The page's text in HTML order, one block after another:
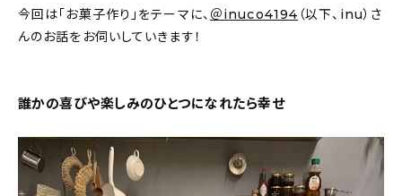
日用品
キッズ
今回は「お菓子作り」をテーマに、 ＠inuco4194 （以下、inu）さ
んのお話をお伺いしていきます！
誰かの喜びや楽しみのひとつになれたら幸せ